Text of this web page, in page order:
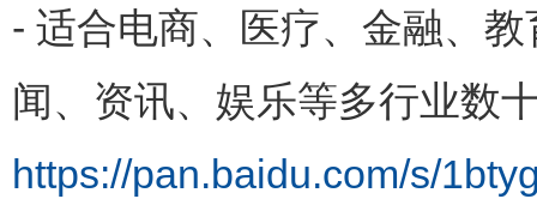
- 适合电商、医疗、金融、
闻、资讯、娱乐等多行业数
https://pan.baidu.com/s/